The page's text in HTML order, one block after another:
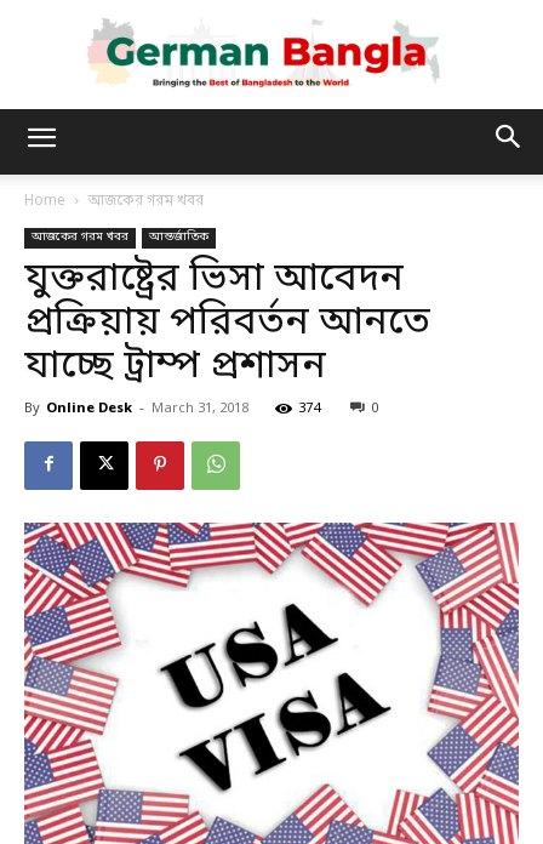
Bangla
Home আজকের গরম খবর
আজকের গরম খবর আন্তর্জাতিক
যুক্তরাষ্ট্রের ভিসা আবেদন
প্রক্রিয়ায় পরিবর্তন আনতে
যাচ্ছে ট্রাম্প প্রশাসন
By Online Desk - March 31, 2018 374 0